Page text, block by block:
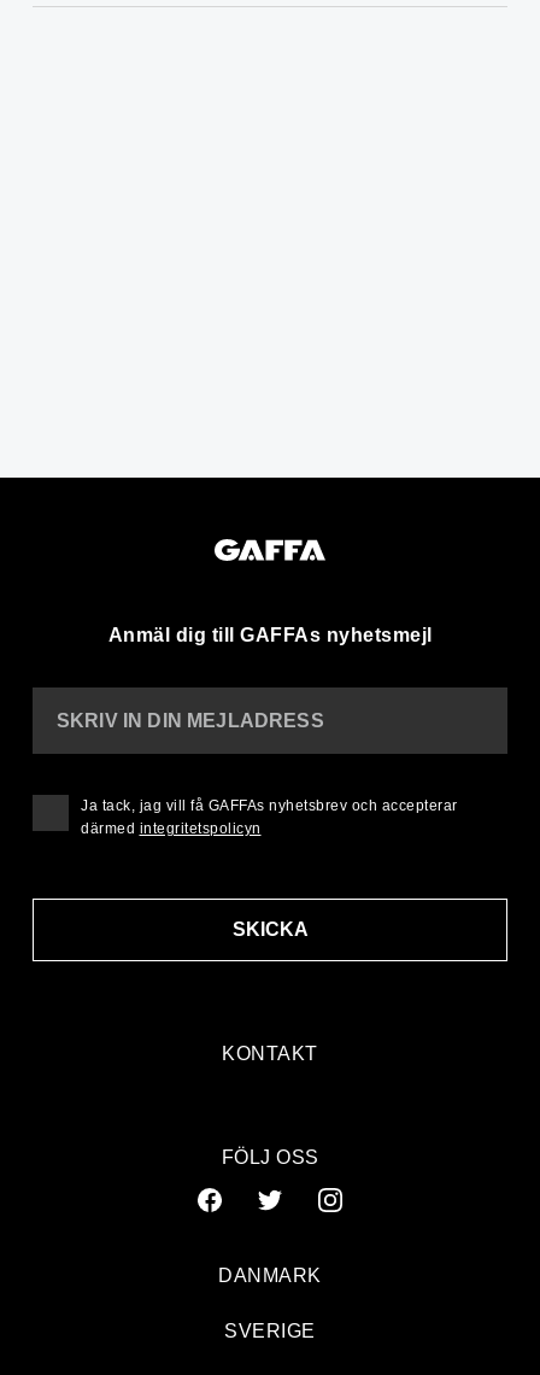
Anmäl dig till GAFFAs nyhetsmejl
KONTAKT
SKRIV IN DIN MEJLADRESS
SKICKA
Ja tack, jag vill få GAFFAs nyhetsbrev och accepterar
därmed integritetspolicyn
FÖLJ OSS
DANMARK
SVERIGE